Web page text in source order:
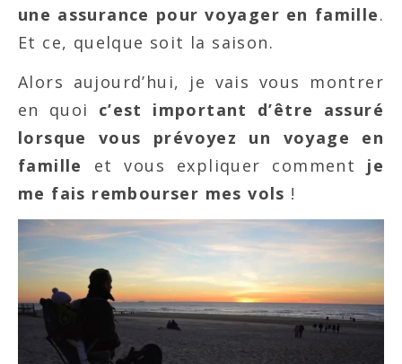
une assurance pour voyager en famille.
Et ce, quelque soit la saison.
Alors aujourd’hui, je vais vous montrer
en quoi c’est important d’être assuré
lorsque vous prévoyez un voyage en
famille
et vous expliquer comment je
me fais rembourser mes vols !